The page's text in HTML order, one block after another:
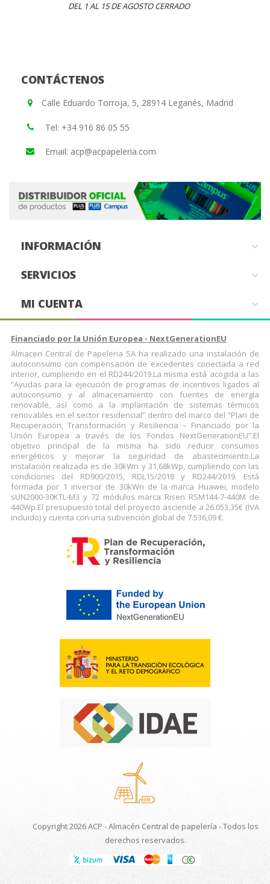
DEL 1 AL 15 DE AGOSTO CERRADO
CONTÁCTENOS
Calle Eduardo Torroja, 5, 28914 Leganés, Madrid
Tel: +34 916 86 05 55
Email: acp@acpapeleria.com
INFORMACIÓN 
SERVICIOS 
MI CUENTA 
Financiado por la Unión Europea - NextGenerationEU
Almacen Central de Papeleria SA ha realizado una instalación de
autoconsumo con compensación de excedentes conectada a red
interior, cumpliendo en el RD244/2019.La misma está acogida a las
“Ayudas para la ejecución de programas de incentivos ligados al
autoconsumo y al almacenamiento con fuentes de energía
renovable, así como a la implantación de sistemas térmicos
renovables en el sector residencial” dentro del marco del “Plan de
Recuperación, Transformación y Resiliencia – Financiado por la
Unión Europea a través de los Fondos NextGenerationEU”.El
objetivo principal de la misma ha sido reducir consumos
energéticos y mejorar la seguridad de abastecimiento.La
instalación realizada es de 30kWn y 31,68kWp, cumpliendo con las
condiciones del RD900/2015, RDL15/2018 y RD244/2019. Está
formada por 1 inversor de 30kWn de la marca Huawei, modelo
sUN2000-30KTL-M3 y 72 módulos marca Risen RSM144-7-440M de
440Wp.El presupuesto total del proyecto asciende a 26.053,35€ (IVA
incluido) y cuenta con una subvención global de 7.536,09 €.
Copyright 2026 ACP - Almacén Central de papelería - Todos los
derechos reservados.